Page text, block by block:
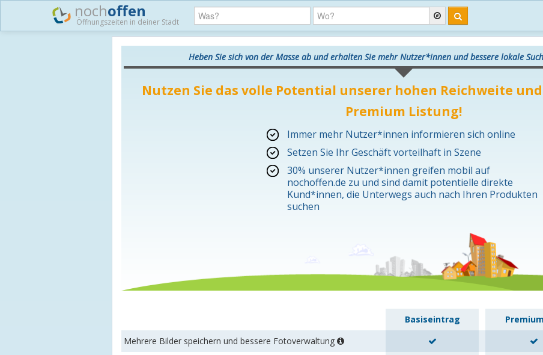
nochoffen
Öffnungszeiten in deiner Stadt
Heben Sie sich von der Masse ab und erhalten Sie mehr Nutzer*innen und bessere lokale
Nutzen Sie das volle Potential unserer hohen Reichweite
Premium Listung!
Immer mehr Nutzer*innen informieren sich online
Setzen Sie Ihr Geschäft vorteilhaft in Szene
30% unserer Nutzer*innen greifen mobil auf
nochoffen.de zu und sind damit potentielle direkte
Kund*innen, die Unterwegs auch nach Ihren Produkten
suchen
Basiseintrag
Mehrere Bilder speichern und bessere Fotoverwaltung